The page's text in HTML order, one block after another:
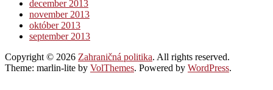
december 2013
november 2013
október 2013
september 2013
Copyright © 2026 Zahraničná politika. All rights reserved.
Theme: marlin-lite by VolThemes. Powered by WordPress.